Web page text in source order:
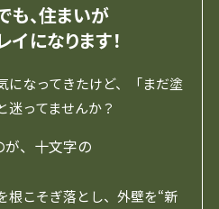
も、住まいが
イになります！
になってきたけど、「まだ塗
ってませんか？
、十文字の
根こそぎ落とし、外壁を“新